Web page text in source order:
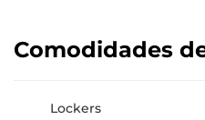
Comodidades
Lockers